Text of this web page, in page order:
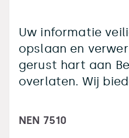
Uw informatie
opslaan en
gerust hart aan
overlaten. Wij
NEN 7510